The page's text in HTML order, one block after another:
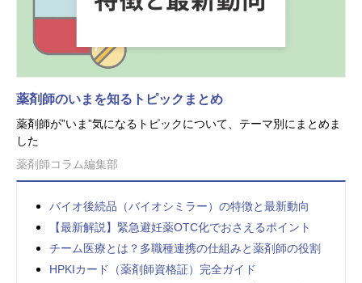
薬剤師のいまを知るトピックまとめ
薬剤師が”いま”気になるトピックについて、テーマ別にまとめま
した
薬剤師コラム編集部
バイオ後続品（バイオシミラー）の特徴と最新動向
【最新解説】緊急避妊薬OTC化でおさえるポイント
チーム医療とは？多職種連携の仕組みと薬剤師の役割
HPKIカード（薬剤師資格証）完全ガイド